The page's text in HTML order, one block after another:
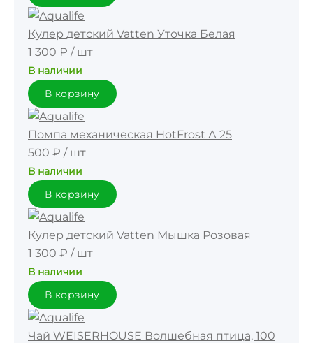
Кулер детский Vatten Уточка Белая
1 300 ₽ / шт
В наличии
В корзину
Помпа механическая HotFrost А 25
500 ₽ / шт
В наличии
В корзину
Кулер детский Vatten Мышка Розовая
1 300 ₽ / шт
В наличии
В корзину
Чай WEISERHOUSE Волшебная птица, 100